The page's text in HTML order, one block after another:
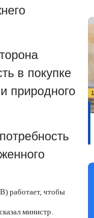
в покупке
природного
) работает, чтобы
министр.